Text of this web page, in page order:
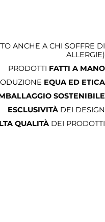
ANCHE A CHI SOFFRE DI
ALLERGIE)
PRODOTTI FATTI A MANO
EQUA ED ETICA
SOSTENIBILE
ESCLUSIVITÀ DEI DESIGN
QUALITÀ DEI PRODOTTI